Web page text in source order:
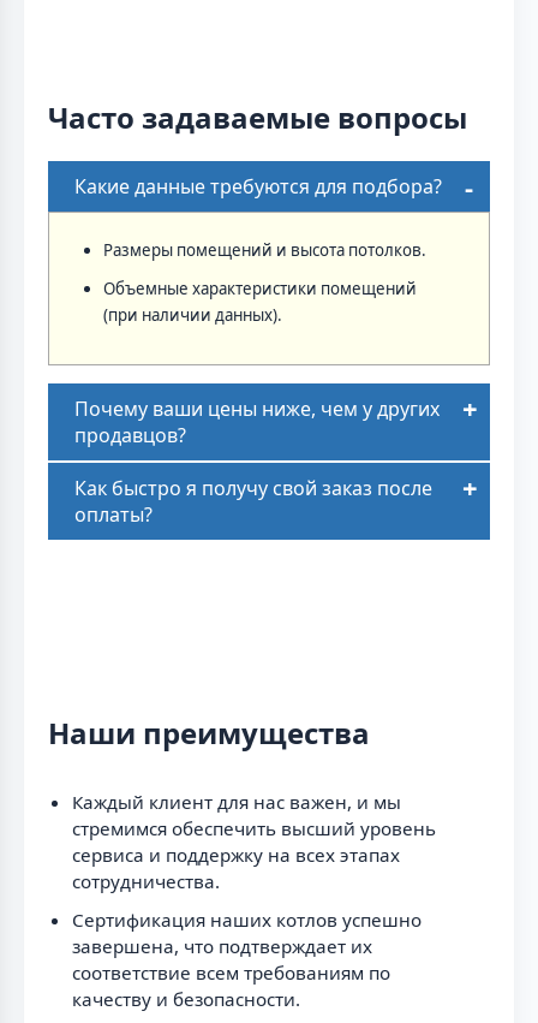
Часто задаваемые вопросы
Какие данные требуются для подбора?
Размеры помещений и высота потолков.
Объемные характеристики помещений
(при наличии данных).
Почему ваши цены ниже, чем у других
продавцов?
Как быстро я получу свой заказ после
оплаты?
Наши преимущества
Каждый клиент для нас важен, и мы
стремимся обеспечить высший уровень
сервиса и поддержку на всех этапах
сотрудничества.
Сертификация наших котлов успешно
завершена, что подтверждает их
соответствие всем требованиям по
качеству и безопасности.